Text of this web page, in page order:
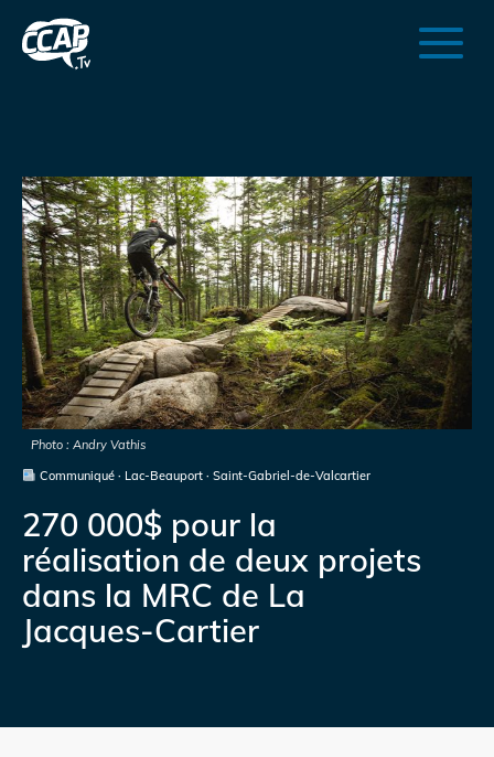
Communiqué · Lac-Beauport · Saint-Gabriel-de-Valcartier
270 000$ pour la
réalisation de deux projets
dans la MRC de La
Jacques-Cartier
Photo : Andry Vathis